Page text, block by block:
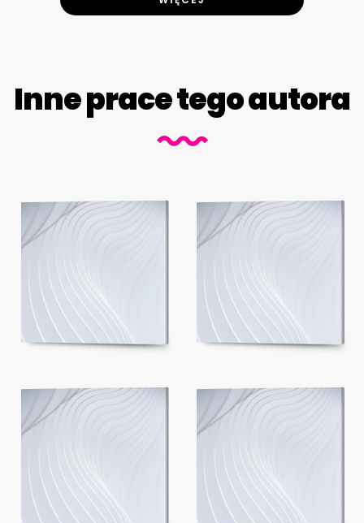
Inne prace tego autora